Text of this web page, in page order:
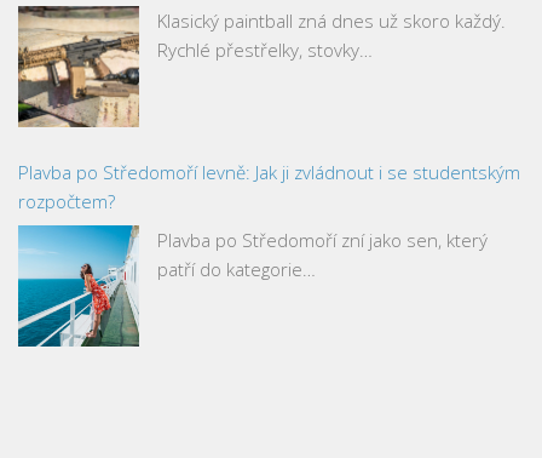
Klasický paintball zná dnes už skoro každý.
Rychlé přestřelky, stovky…
Plavba po Středomoří levně: Jak ji zvládnout i se studentským
rozpočtem?
Plavba po Středomoří zní jako sen, který
patří do kategorie…